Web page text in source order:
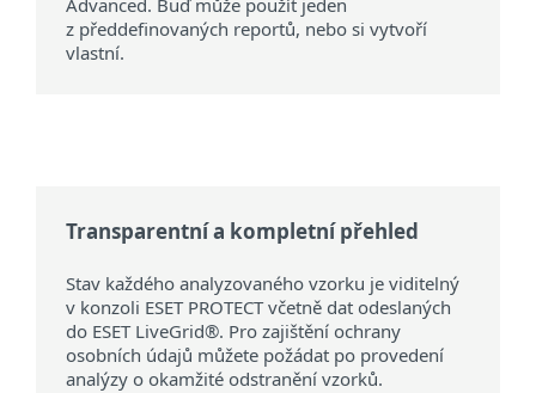
Advanced. Buď může použít jeden
z předdefinovaných reportů, nebo si vytvoří
vlastní.
Transparentní a kompletní přehled
Stav každého analyzovaného vzorku je viditelný
v konzoli ESET PROTECT včetně dat odeslaných
do ESET LiveGrid®. Pro zajištění ochrany
osobních údajů můžete požádat po provedení
analýzy o okamžité odstranění vzorků.